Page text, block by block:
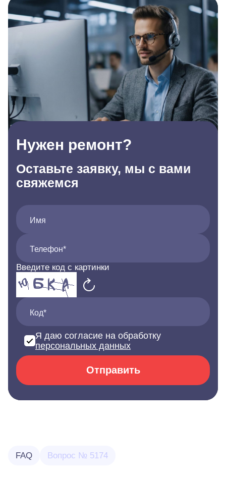
Нужен ремонт?
Оставьте заявку, мы с вами
свяжемся
Имя
Телефон*
Введите код с картинки
Код*
Я даю согласие на обработку
персональных данных
Отправить
FAQ Вопрос № 5174